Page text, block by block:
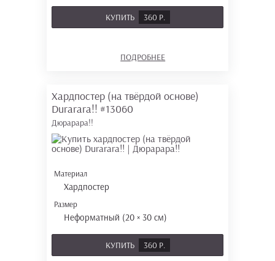
КУПИТЬ 360 Р.
ПОДРОБНЕЕ
Хардпостер (на твёрдой основе)
Durarara!! #13060
Дюрарара!!
Материал
Хардпостер
Размер
Неформатный (20 × 30 см)
КУПИТЬ 360 Р.